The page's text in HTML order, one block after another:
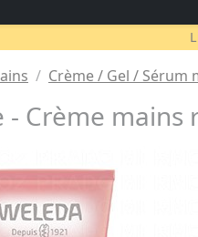
Crème / Gel / Sérum
- Crème